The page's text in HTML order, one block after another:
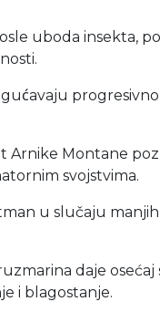
uboda insekta,
Arnike Montane
svojstvima.
u slučaju
daje
i blagostanje.